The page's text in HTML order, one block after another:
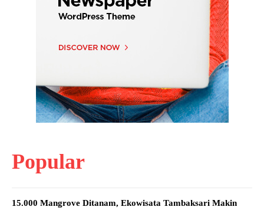
Popular
15.000 Mangrove Ditanam, Ekowisata Tambaksari Makin